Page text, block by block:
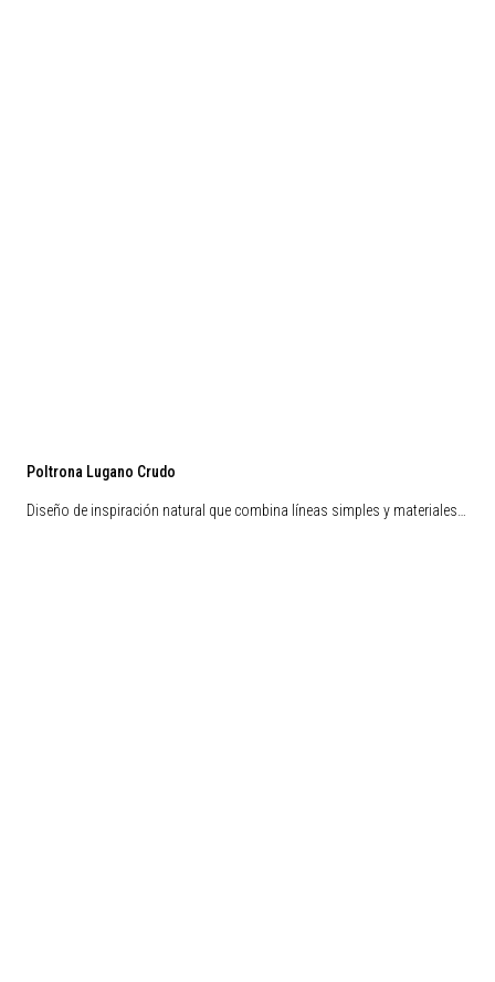
Poltrona Lugano Crudo
Diseño de inspiración natural que combina líneas simples y materiales…